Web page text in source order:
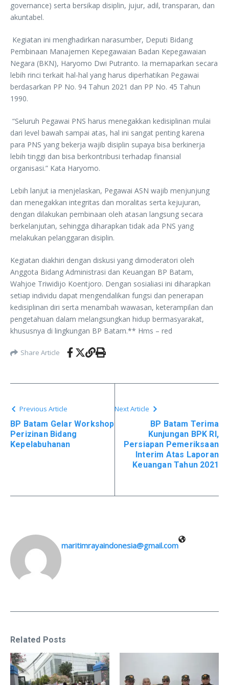
governance) serta bersikap disiplin, jujur, adil, transparan, dan
akuntabel.
Kegiatan ini menghadirkan narasumber, Deputi Bidang
Pembinaan Manajemen Kepegawaian Badan Kepegawaian
Negara (BKN), Haryomo Dwi Putranto. Ia memaparkan secara
lebih rinci terkait hal-hal yang harus diperhatikan Pegawai
berdasarkan PP No. 94 Tahun 2021 dan PP No. 45 Tahun
1990.
“Seluruh Pegawai PNS harus menegakkan kedisiplinan mulai
dari level bawah sampai atas, hal ini sangat penting karena
para PNS yang bekerja wajib disiplin supaya bisa berkinerja
lebih tinggi dan bisa berkontribusi terhadap finansial
organisasi.” Kata Haryomo.
Lebih lanjut ia menjelaskan, Pegawai ASN wajib menjunjung
dan menegakkan integritas dan moralitas serta kejujuran,
dengan dilakukan pembinaan oleh atasan langsung secara
berkelanjutan, sehingga diharapkan tidak ada PNS yang
melakukan pelanggaran disiplin.
Kegiatan diakhiri dengan diskusi yang dimoderatori oleh
Anggota Bidang Administrasi dan Keuangan BP Batam,
Wahjoe Triwidijo Koentjoro. Dengan sosialiasi ini diharapkan
setiap individu dapat mengendalikan fungsi dan penerapan
kedisiplinan diri serta menambah wawasan, keterampilan dan
pengetahuan dalam melangsungkan hidup bermasyarakat,
khususnya di lingkungan BP Batam.** Hms – red
Share Article
Previous Article
BP Batam Gelar Workshop
Perizinan Bidang
Kepelabuhanan
Next Article
BP Batam Terima
Kunjungan BPK RI,
Persiapan Pemeriksaan
Interim Atas Laporan
Keuangan Tahun 2021
maritimrayaindonesia@gmail.com
Related Posts